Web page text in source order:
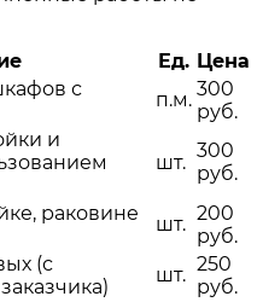
Ед. Цена
с
п.м. 300
руб.
и
шт.
300
руб.
раковине
шт. 200
руб.
(с
шт. 250
руб.